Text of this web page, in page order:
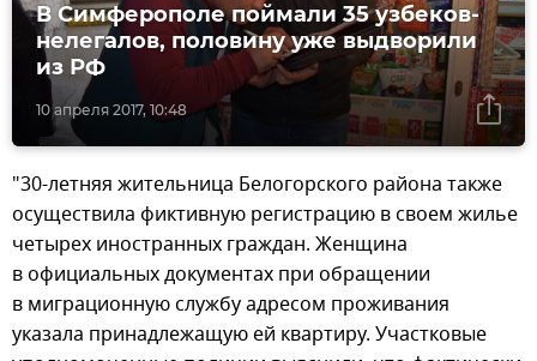
10 апреля 2017, 10:48
В Симферополе поймали 35 узбеков-
нелегалов, половину уже выдворили
из РФ
"30-летняя жительница Белогорского района также
осуществила фиктивную регистрацию в своем жилье
четырех иностранных граждан. Женщина
в официальных документах при обращении
в миграционную службу адресом проживания
указала принадлежащую ей квартиру. Участковые